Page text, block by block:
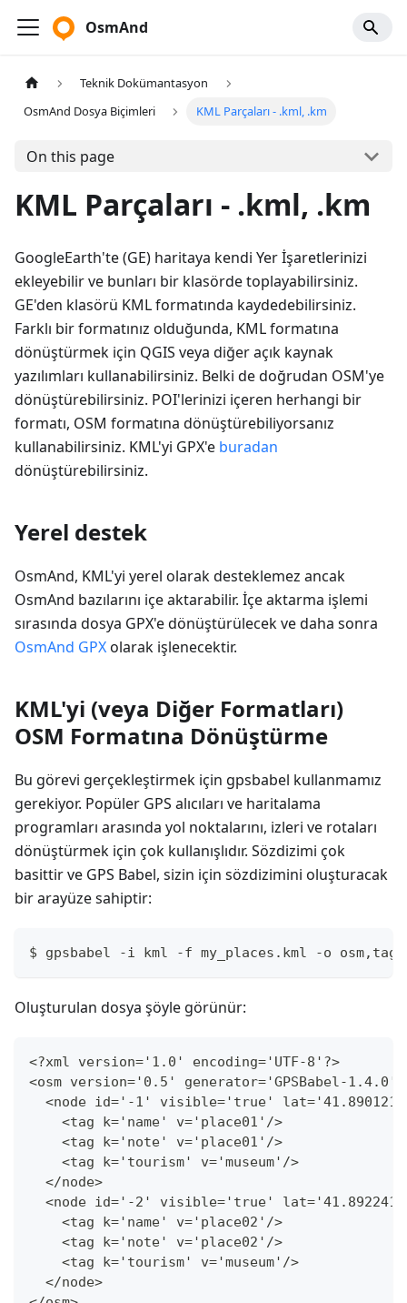
OsmAnd
Teknik Dokümantasyon
OsmAnd Dosya Biçimleri
KML Parçaları - .kml, .km
On this page
KML Parçaları - .kml, .km
GoogleEarth'te (GE) haritaya kendi Yer İşaretlerinizi
ekleyebilir ve bunları bir klasörde toplayabilirsiniz.
GE'den klasörü KML formatında kaydedebilirsiniz.
Farklı bir formatınız olduğunda, KML formatına
dönüştürmek için QGIS veya diğer açık kaynak
yazılımları kullanabilirsiniz. Belki de doğrudan OSM'ye
dönüştürebilirsiniz. POI'lerinizi içeren herhangi bir
formatı, OSM formatına dönüştürebiliyorsanız
kullanabilirsiniz. KML'yi GPX'e buradan
dönüştürebilirsiniz.
Yerel destek
OsmAnd, KML'yi yerel olarak desteklemez ancak
OsmAnd bazılarını içe aktarabilir. İçe aktarma işlemi
sırasında dosya GPX'e dönüştürülecek ve daha sonra
OsmAnd GPXolarak işlenecektir.
KML'yi (veya Diğer Formatları)
OSM Formatına Dönüştürme
Bu görevi gerçekleştirmek için gpsbabel kullanmamız
gerekiyor. Popüler GPS alıcıları ve haritalama
programları arasında yol noktalarını, izleri ve rotaları
dönüştürmek için çok kullanışlıdır. Sözdizimi çok
basittir ve GPS Babel, sizin için sözdizimini oluşturacak
bir arayüze sahiptir:
$ gpsbabel -i kml -f my_places.kml -o
Oluşturulan dosya şöyle görünür:
<?xml version='1.0' encoding='UTF-8'?>
<osm version='0.5' generator='GPSBabel-1.4.0'>
<node id='-1' visible='true'
    <tag k='name' v='place01'/>
    <tag k='note' v='place01'/>
    <tag k='tourism' v='museum'/>
  </node>
<node id='-2' visible='true'
    <tag k='name' v='place02'/>
    <tag k='note' v='place02'/>
    <tag k='tourism' v='museum'/>
  </node>